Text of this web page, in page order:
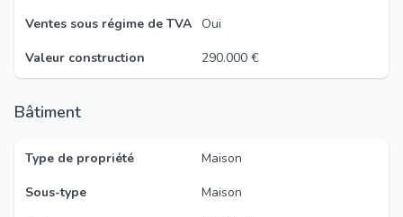
Ventes sous régime de TVA Oui
Valeur construction
290.000 €
Bâtiment
Type de propriété
Maison
Sous-type
Maison